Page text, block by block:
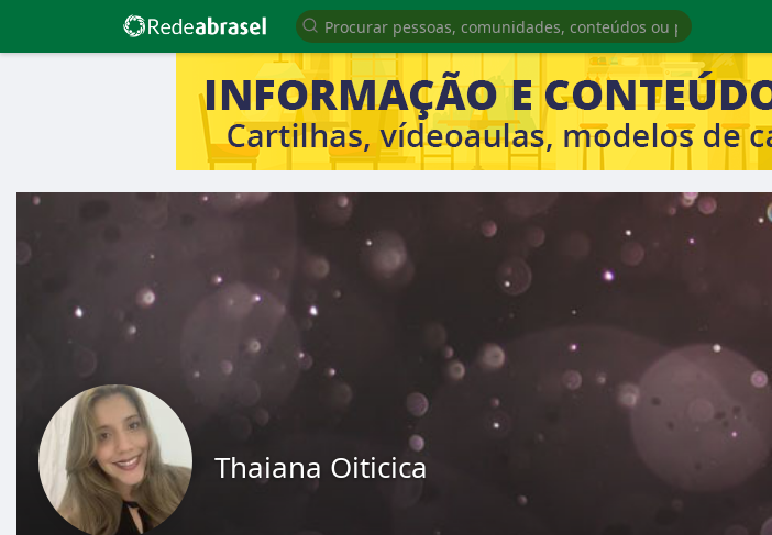
Thaiana Oiticica